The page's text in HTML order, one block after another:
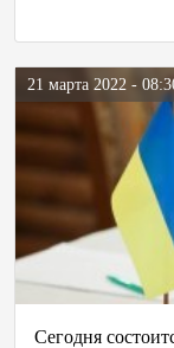
21 марта 2022 -
Сегодня